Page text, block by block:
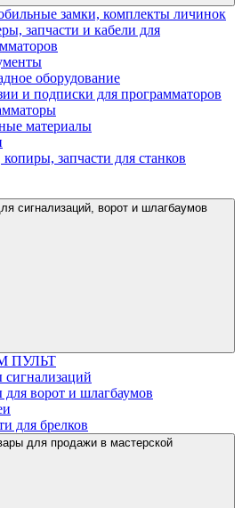
замки, комплекты личинок
запчасти и кабели для
оборудование
и подписки для программаторов
материалы
запчасти для станков
сигнализаций, ворот и шлагбаумов
ПУЛЬТ
сигнализаций
для ворот и шлагбаумов
для брелков
для продажи в мастерской